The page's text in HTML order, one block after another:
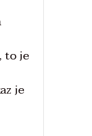
to je
je